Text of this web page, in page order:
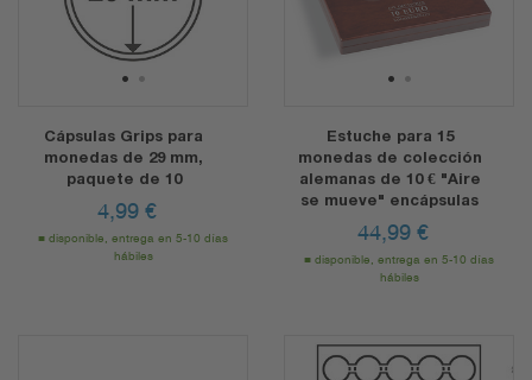
1 2
Cápsulas Grips para
monedas de 29 mm,
paquete de 10
4,99 €
disponible, entrega en 5-10 días
hábiles
1 2
Estuche para 15
monedas de colección
alemanas de 10 € "Aire
se mueve" encápsulas
44,99 €
disponible, entrega en 5-10 días
hábiles